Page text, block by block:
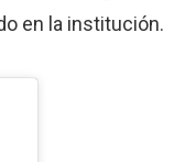
en la institución.